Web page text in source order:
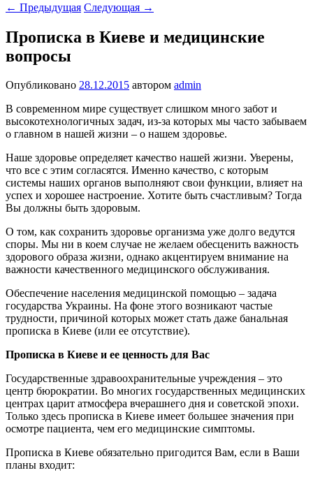
← Предыдущая Следующая →
Прописка в Киеве и медицинские
вопросы
Опубликовано 28.12.2015 автором admin
В современном мире существует слишком много забот и
высокотехнологичных задач, из-за которых мы часто забываем
о главном в нашей жизни – о нашем здоровье.
Наше здоровье определяет качество нашей жизни. Уверены,
что все с этим согласятся. Именно качество, с которым
системы наших органов выполняют свои функции, влияет на
успех и хорошее настроение. Хотите быть счастливым? Тогда
Вы должны быть здоровым.
О том, как сохранить здоровье организма уже долго ведутся
споры. Мы ни в коем случае не желаем обесценить важность
здорового образа жизни, однако акцентируем внимание на
важности качественного медицинского обслуживания.
Обеспечение населения медицинской помощью – задача
государства Украины. На фоне этого возникают частые
трудности, причиной которых может стать даже банальная
прописка в Киеве (или ее отсутствие).
Прописка в Киеве и ее ценность для Вас
Государственные здравоохранительные учреждения – это
центр бюрократии. Во многих государственных медицинских
центрах царит атмосфера вчерашнего дня и советской эпохи.
Только здесь прописка в Киеве имеет большее значения при
осмотре пациента, чем его медицинские симптомы.
Прописка в Киеве обязательно пригодится Вам, если в Ваши
планы входит: